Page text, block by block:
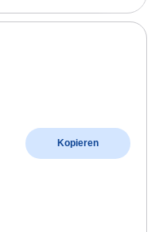
Kopieren